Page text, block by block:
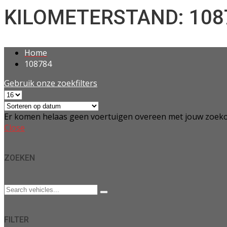
KILOMETERSTAND:
Home
108784
Gebruik onze zoekfilters
Er komen helaas geen voertuigen overeen met jouw
Close
ZOEKEN
FILTER